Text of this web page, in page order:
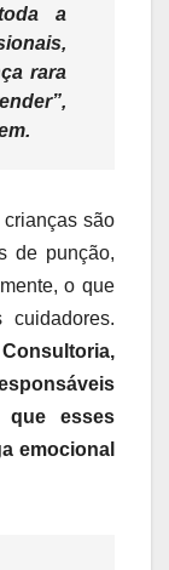
a
rara
são
de punção,
o que
que esses
emocional